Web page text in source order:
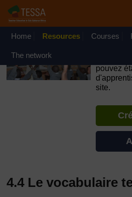
Passer au contenu principal
OpenLearn Create will be
August 2026 from 8am to
Home Resources Courses
The network
pouvez
site.
4.4 Le vocabulaire